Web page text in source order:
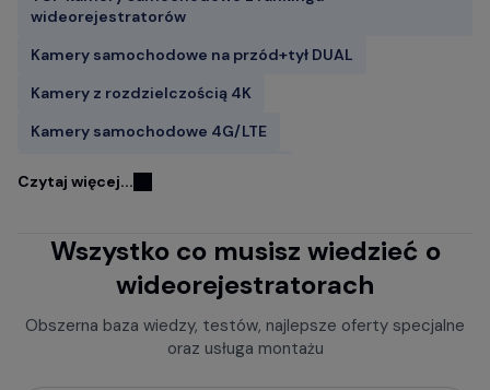
wideorejestratorów
Kamery samochodowe na przód+tył DUAL
Kamery z rozdzielczością 4K
Kamery samochodowe 4G/LTE
Kamery samochodowe FITCAMX
Wideorejestratory w lusterku wstecznym
Rejestratory jazdy z kamerą cofania
Kamery samochodowe z trybem parkingowym
Rejestratory trasy z czujnikiem ruchu
Czytaj więcej...
Wszystko co musisz wiedzieć o
wideorejestratorach
Obszerna baza wiedzy, testów, najlepsze oferty specjalne
oraz usługa montażu